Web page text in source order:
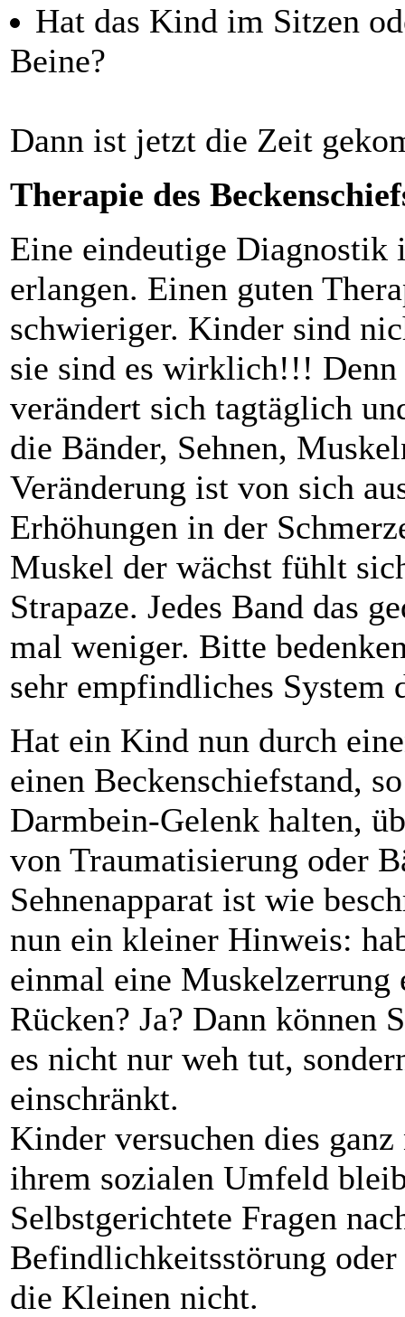
Hat das Kind im Sitzen
Beine?
Dann ist jetzt die Zeit
Therapie des
Eine eindeutige Diagnostik
erlangen. Einen guten
schwieriger. Kinder sind
sie sind es wirklich!!! Denn
verändert sich tagtäglich
die Bänder, Sehnen,
Veränderung ist von sich
Erhöhungen in der
Muskel der wächst fühlt
Strapaze. Jedes Band das
mal weniger. Bitte
sehr empfindliches System
Hat ein Kind nun durch
einen Beckenschiefstand,
Darmbein-Gelenk halten,
von Traumatisierung oder
Sehnenapparat ist wie
nun ein kleiner Hinweis:
einmal eine
Rücken? Ja? Dann können
es nicht nur weh tut,
einschränkt.
Kinder versuchen dies
ihrem sozialen Umfeld
Selbstgerichtete Fragen
Befindlichkeitsstörung
die Kleinen nicht.